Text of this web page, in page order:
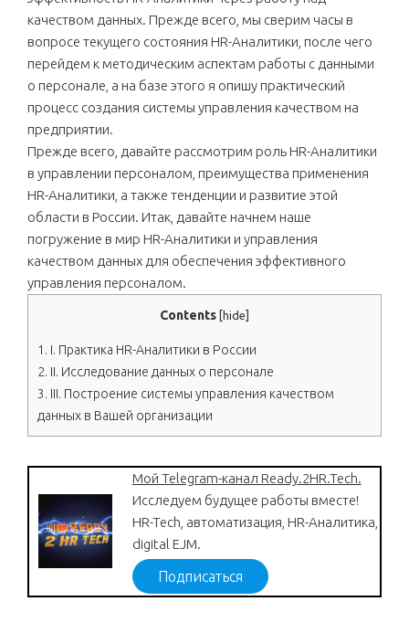
качеством данных. Прежде всего, мы сверим часы в
вопросе текущего состояния HR-Аналитики, после чего
перейдем к методическим аспектам работы с данными
о персонале, а на базе этого я опишу практический
процесс создания системы управления качеством на
предприятии.
Прежде всего, давайте рассмотрим роль HR-Аналитики
в управлении персоналом, преимущества применения
HR-Аналитики, а также тенденции и развитие этой
области в России. Итак, давайте начнем наше
погружение в мир HR-Аналитики и управления
качеством данных для обеспечения эффективного
управления персоналом.
Contents [hide]
1. I. Практика HR-Аналитики в России
2. II. Исследование данных о персонале
3. III. Построение системы управления качеством
данных в Вашей организации
Мой Telegram-канал Ready.2HR.Tech.
Исследуем будущее работы вместе!
HR-Tech, автоматизация, HR-Аналитика,
digital EJM.
Подписаться